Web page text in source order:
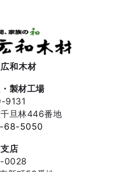
和木材
製材工場
9131
旦林446番地
68-5050
店
0028